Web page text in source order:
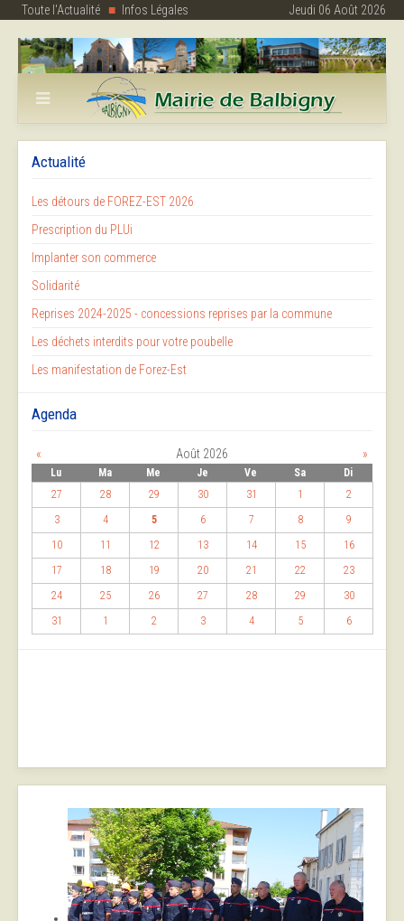
Toute l'Actualité Infos Légales Jeudi 06 Août 2026
Actualité
Les détours de FOREZ-EST 2026
Prescription du PLUi
Implanter son commerce
Solidarité
Reprises 2024-2025 - concessions reprises par la commune
Les déchets interdits pour votre poubelle
Les manifestation de Forez-Est
Agenda
« Août 2026 »
Lu Ma Me Je Ve Sa
Di
27
28 29 30 31 1
2
3
4 5 6 7 8
9
10
11 12 13 14 15
16
17
18 19 20 21 22
23
24
25 26 27 28 29
30
31
1 2 3 4 5 6